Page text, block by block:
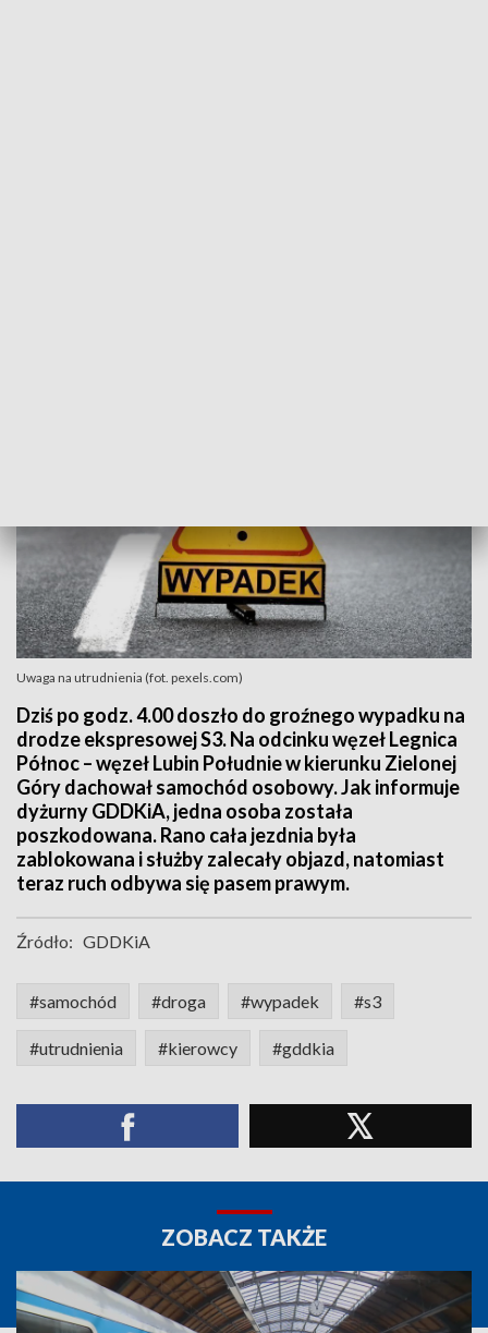
Uwaga na utrudnienia (fot. pexels.com)
Dziś po godz. 4.00 doszło do groźnego wypadku na
drodze ekspresowej S3. Na odcinku węzeł Legnica
Północ – węzeł Lubin Południe w kierunku Zielonej
Góry dachował samochód osobowy. Jak informuje
dyżurny GDDKiA, jedna osoba została
poszkodowana. Rano cała jezdnia była
zablokowana i służby zalecały objazd, natomiast
teraz ruch odbywa się pasem prawym.
Źródło: GDDKiA
#samochód #droga #wypadek #s3
#utrudnienia #kierowcy #gddkia
ZOBACZ TAKŻE